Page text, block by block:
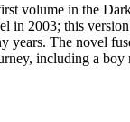
volume in the
in 2003; this
The novel
including a